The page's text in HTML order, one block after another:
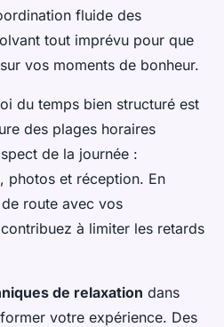
fluide des
tout imprévu pour que
vos moments de bonheur.
du temps bien structuré est
des plages horaires
de la journée :
photos et réception. En
route avec vos
à limiter les retards
de relaxation dans
votre expérience. Des